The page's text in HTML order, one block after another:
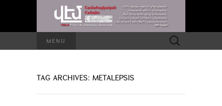
MENU
Search
for:
TAG ARCHIVES: METALEPSIS